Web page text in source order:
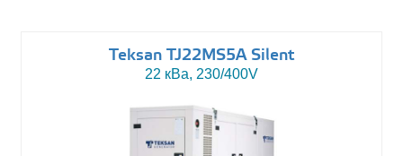
Teksan TJ22MS5A Silent
22 кВа, 230/400V